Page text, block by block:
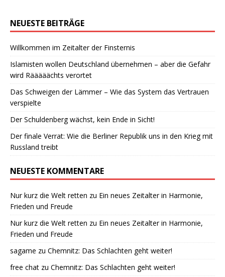
NEUESTE BEITRÄGE
Willkommen im Zeitalter der Finsternis
Islamisten wollen Deutschland übernehmen – aber die Gefahr
wird Rääääächts verortet
Das Schweigen der Lämmer – Wie das System das Vertrauen
verspielte
Der Schuldenberg wächst, kein Ende in Sicht!
Der finale Verrat: Wie die Berliner Republik uns in den Krieg mit
Russland treibt
NEUESTE KOMMENTARE
Nur kurz die Welt retten zu Ein neues Zeitalter in Harmonie,
Frieden und Freude
Nur kurz die Welt retten zu Ein neues Zeitalter in Harmonie,
Frieden und Freude
sagame zu Chemnitz: Das Schlachten geht weiter!
free chat zu Chemnitz: Das Schlachten geht weiter!